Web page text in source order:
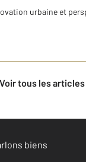
urbaine et
Voir tous les articles
biens